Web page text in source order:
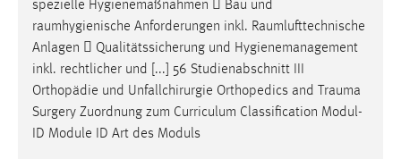
spezielle Hygienemaßnahmen  Bau und
raumhygienische Anforderungen inkl. Raumlufttechnische
Anlagen  Qualitätssicherung und Hygienemanagement
inkl. rechtlicher und [...] 56 Studienabschnitt III
Orthopädie und Unfallchirurgie Orthopedics and
Trauma
Surgery Zuordnung zum Curriculum Classification Modul-
ID Module ID Art des Moduls